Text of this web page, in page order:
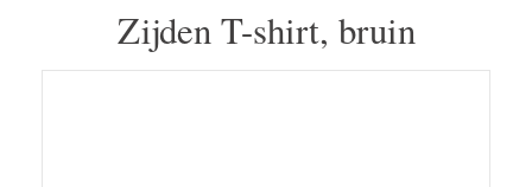
Zijden T-shirt, bruin